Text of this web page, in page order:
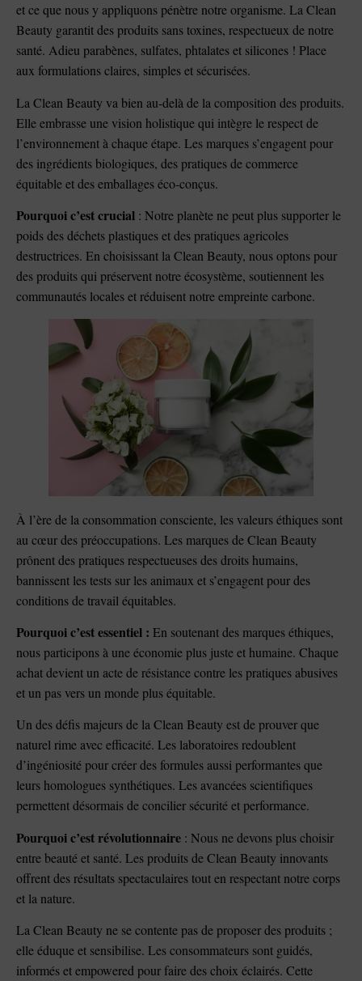
et ce que nous y appliquons pénètre notre organisme. La Clean
Beauty garantit des produits sans toxines, respectueux de notre
santé. Adieu parabènes, sulfates, phtalates et silicones ! Place
aux formulations claires, simples et sécurisées.
La Clean Beauty va bien au-delà de la composition des produits.
Elle embrasse une vision holistique qui intègre le respect de
l’environnement à chaque étape. Les marques s’engagent pour
des ingrédients biologiques, des pratiques de commerce
équitable et des emballages éco-conçus.
Pourquoi c’est crucial : Notre planète ne peut plus supporter le
poids des déchets plastiques et des pratiques agricoles
destructrices. En choisissant la Clean Beauty, nous optons pour
des produits qui préservent notre écosystème, soutiennent les
communautés locales et réduisent notre empreinte carbone.
À l’ère de la consommation consciente, les valeurs éthiques sont
au cœur des préoccupations. Les marques de Clean Beauty
prônent des pratiques respectueuses des droits humains,
bannissent les tests sur les animaux et s’engagent pour des
conditions de travail équitables.
Pourquoi c’est essentiel : En soutenant des marques éthiques,
nous participons à une économie plus juste et humaine. Chaque
achat devient un acte de résistance contre les pratiques abusives
et un pas vers un monde plus équitable.
Un des défis majeurs de la Clean Beauty est de prouver que
naturel rime avec efficacité. Les laboratoires redoublent
d’ingéniosité pour créer des formules aussi performantes que
leurs homologues synthétiques. Les avancées scientifiques
permettent désormais de concilier sécurité et performance.
Pourquoi c’est révolutionnaire : Nous ne devons plus choisir
entre beauté et santé. Les produits de Clean Beauty innovants
offrent des résultats spectaculaires tout en respectant notre corps
et la nature.
La Clean Beauty ne se contente pas de proposer des produits ;
elle éduque et sensibilise. Les consommateurs sont guidés,
informés et empowered pour faire des choix éclairés. Cette